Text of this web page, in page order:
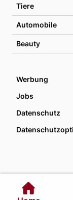
Tiere
Automobile
Beauty
Werbung
Jobs
Datenschutz